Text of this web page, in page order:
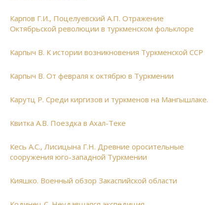
Карпов Г.И., Поцелуевский А.П. Отражение
Октябрьской революции в туркменском фольклоре
Карпыч В. К истории возникновения Туркменской ССР
Карпыч В. От февраля к октябрю в Туркмении
Карутц Р. Среди киргизов и туркменов на Мангышлаке.
Квитка А.В. Поездка в Ахал-Теке
Кесь А.С., Лисицына Г.Н. Древние оросительные
сооружения юго-западной Туркмении
Кияшко. Военный обзор Закаспийской области